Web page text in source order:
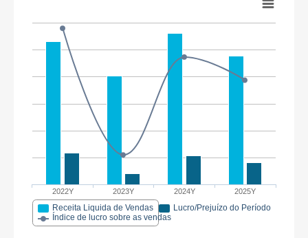
2022Y 2023Y 2024Y 2025Y
Receita Liquida de Vendas
Lucro/Prejuízo do Período
Índice de lucro sobre as vendas